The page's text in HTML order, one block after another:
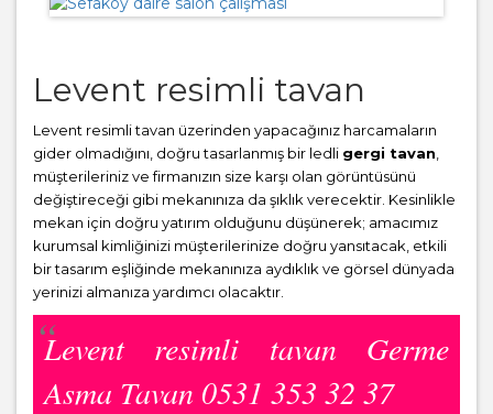
Levent resimli tavan
Levent resimli tavan üzerinden yapacağınız harcamaların
gider olmadığını, doğru tasarlanmış bir ledli gergi tavan
müşterileriniz ve firmanızın size karşı olan görüntüsünü
değiştireceği gibi mekanınıza da şıklık verecektir. Kesinlikle
mekan için doğru yatırım olduğunu düşünerek; amacımız
kurumsal kimliğinizi müşterilerinize doğru yansıtacak, etkili
bir tasarım eşliğinde mekanınıza aydıklık ve görsel dünyada
yerinizi almanıza yardımcı olacaktır.
Levent resimli tavan Germe
Asma Tavan 0531 353 32 37